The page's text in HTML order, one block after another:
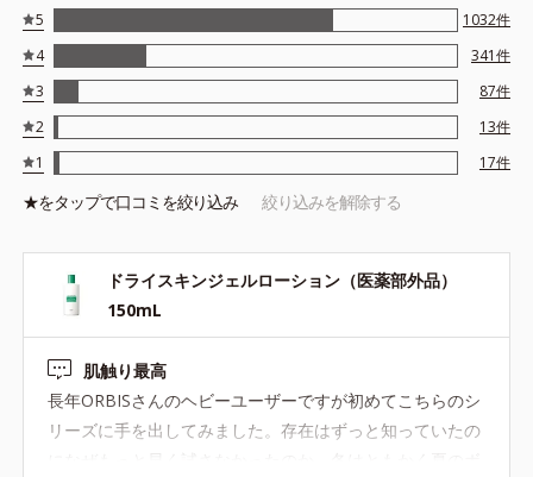
（すべての人のお肌に合うというわけではありません。）
ド成分配合＝角層保護成分●グリチルリチン酸ジカリウム配合＝肌荒
れ防止有効成分●ローマカミツレ花エキス、緑茶エキス配合＝植物性
保湿成分●アルコールフリー
ドライスキンクリーム 85g（医薬部外品）
ガサガサのひじやひざ。ひびわれてしまった足裏のかかと。硬く
肥厚してしまった手強い乾燥状態もしっとり整えてくれる、すぐ
れた保湿力です。肌なじみのいいのばしやすい薬用クリーム。
5 1032件
4
341件
3
87件
2
13件
1
17件
★をタップで口コミを絞り込み 絞り込みを解除する
ドライスキンジェルローション（医薬部外品）
150mL
肌触り最高
長年ORBISさんのヘビーユーザーですが初めてこちらのシ
リーズに手を出してみました。存在はずっと知っていたの